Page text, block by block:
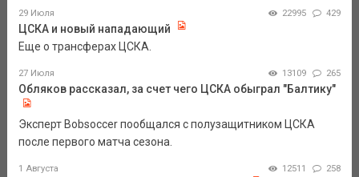
29 Июля 22995 429
ЦСКА и новый нападающий
Еще о трансферах ЦСКА.
27 Июля 13109 265
Обляков рассказал, за счет чего ЦСКА обыграл "Балтику"
Эксперт Bobsoccer пообщался с полузащитником ЦСКА
после первого матча сезона.
1 Августа 12511 258